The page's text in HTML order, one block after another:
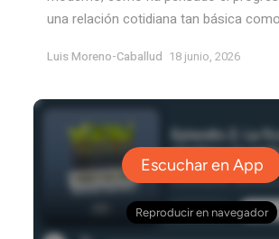
una relación cotidiana tan básica
Luis Moreno-Caballud 18 junio, 2026